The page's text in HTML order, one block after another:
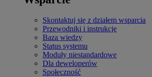
Skontaktuj się z działem wsparcia
Przewodniki i instrukcje
Baza wiedzy
Status systemu
Moduły niestandardowe
Dla deweloperów
Społeczność